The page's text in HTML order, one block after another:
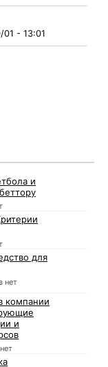
01 - 13:01
и
для
нет
компании
и